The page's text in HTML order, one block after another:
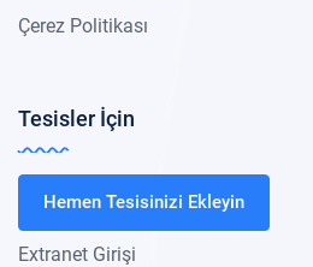
Çerez Politikası
Tesisler İçin
Hemen Tesisinizi Ekleyin
Extranet Girişi